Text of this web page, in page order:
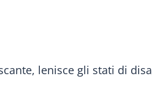
lenisce gli stati di